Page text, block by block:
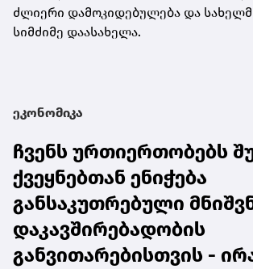
ძლიერი დამოკიდებულება და
სიმძიმე დაასახელა.
ეკონომიკა
ჩვენს ურთიერთობებს
ქვეყნებთან ენიჭება
განსაკუთრებული
დაკავშირებადობის
განვითარებისთვის -